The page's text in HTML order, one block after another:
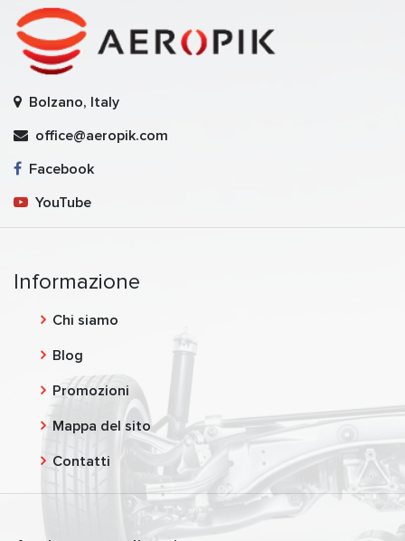
Bolzano, Italy
office@aeropik.com
Facebook
YouTube
Informazione
Chi siamo
Blog
Promozioni
Mappa del sito
Contatti